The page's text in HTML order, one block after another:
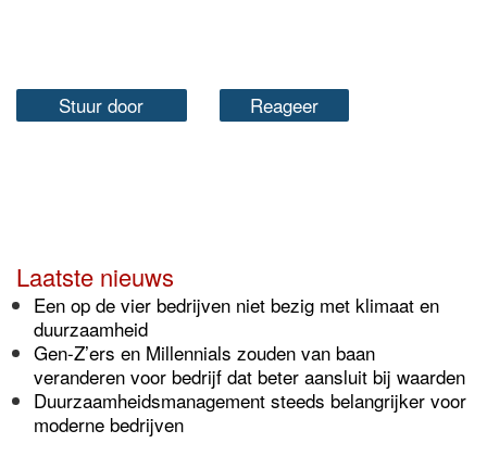
Stuur door Reageer
Laatste nieuws
Een op de vier bedrijven niet bezig met klimaat en
duurzaamheid
Gen-Z’ers en Millennials zouden van baan
veranderen voor bedrijf dat beter aansluit bij waarden
Duurzaamheidsmanagement steeds belangrijker voor
moderne bedrijven